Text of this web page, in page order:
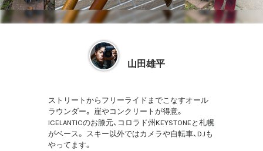
山田雄平
ストリートからフリーライドまでこなすオール
ラウンダー。 崖やコンクリートが得意。
ICELANTICのお膝元、コロラド州KEYSTONEと札幌
がベース。 スキー以外ではカメラや自転車、DJも
やってます。